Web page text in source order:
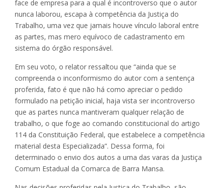
face de empresa para a qual é incontroverso que o autor
nunca laborou, escapa à competência da Justiça do
Trabalho, uma vez que jamais houve vínculo laboral entre
as partes, mas mero equívoco de cadastramento em
sistema do órgão responsável.
Em seu voto, o relator ressaltou que “ainda que se
compreenda o inconformismo do autor com a sentença
proferida, fato é que não há como apreciar o pedido
formulado na petição inicial, haja vista ser incontroverso
que as partes nunca mantiveram qualquer relação de
trabalho, o que foge ao comando constitucional do artigo
114 da Constituição Federal, que estabelece a competência
material desta Especializada”. Dessa forma, foi
determinado o envio dos autos a uma das varas da Justiça
Comum Estadual da Comarca de Barra Mansa.